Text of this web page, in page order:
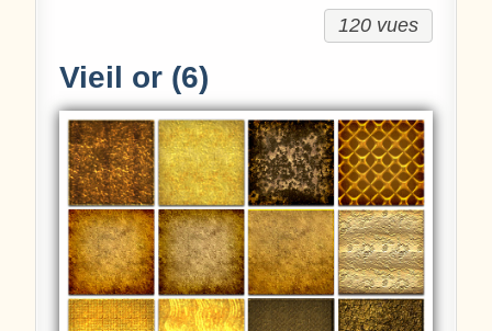
120 vues
Vieil or (6)